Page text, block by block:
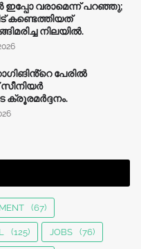
ഇപ്പോ വരാമെന്ന് പറഞ്ഞു;
കണ്ടെത്തിയത്
നിലയിൽ.
പേരിൽ
സീനിയർ
ക്രൂരമര്‍ദ്ദനം.
(67)
(125) JOBS (76)